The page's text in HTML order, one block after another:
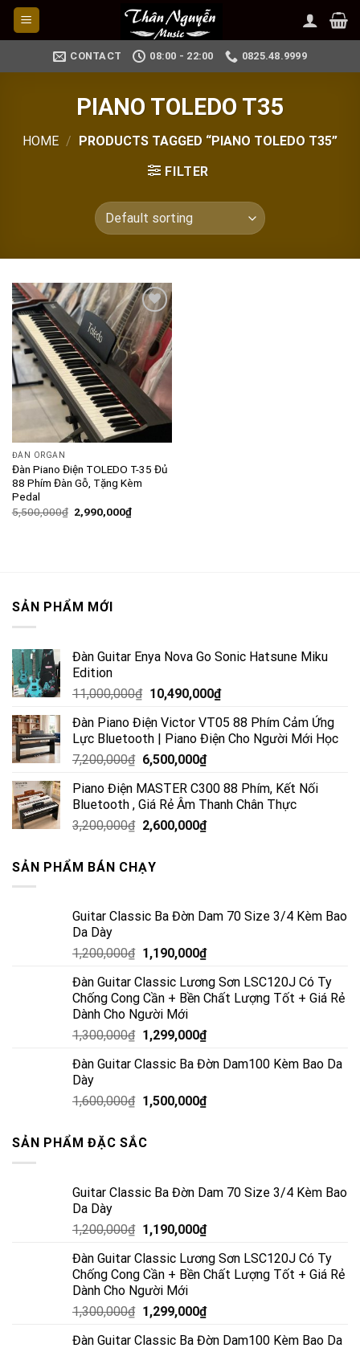
Skip
CONTACT 08:00 - 22:00 0825.48.9999
PIANO TOLEDO T35
HOME /
PRODUCTS TAGGED “PIANO TOLEDO T35”
FILTER
Add to
wishlist
ĐÀN ORGAN
Đàn Piano Điện TOLEDO T-35 Đủ
88 Phím Đàn Gỗ, Tặng Kèm
Pedal
5,500,000₫ 2,990,000₫
SẢN PHẨM MỚI
Đàn Guitar Enya Nova Go Sonic Hatsune Miku
Edition
11,000,000₫ 10,490,000₫
Đàn Piano Điện Victor VT05 88 Phím Cảm Ứng
Lực Bluetooth | Piano Điện Cho Người Mới Học
7,200,000₫ 6,500,000₫
Piano Điện MASTER C300 88 Phím, Kết Nối
Bluetooth , Giá Rẻ Âm Thanh Chân Thực
3,200,000₫ 2,600,000₫
SẢN PHẨM BÁN CHẠY
Guitar Classic Ba Đờn Dam 70 Size 3/4 Kèm Bao
Da Dày
1,200,000₫ 1,190,000₫
Đàn Guitar Classic Lương Sơn LSC120J Có Ty
Chống Cong Cần + Bền Chất Lượng Tốt + Giá Rẻ
Dành Cho Người Mới
1,300,000₫ 1,299,000₫
Đàn Guitar Classic Ba Đờn Dam100 Kèm Bao Da
Dày
1,600,000₫ 1,500,000₫
SẢN PHẨM ĐẶC SẮC
Guitar Classic Ba Đờn Dam 70 Size 3/4 Kèm Bao
Da Dày
1,200,000₫ 1,190,000₫
Đàn Guitar Classic Lương Sơn LSC120J Có Ty
Chống Cong Cần + Bền Chất Lượng Tốt + Giá Rẻ
Dành Cho Người Mới
1,300,000₫ 1,299,000₫
Đàn Guitar Classic Ba Đờn Dam100 Kèm Bao Da